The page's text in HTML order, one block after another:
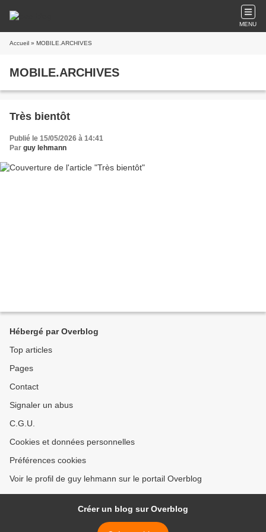
MENU
Accueil » MOBILE.ARCHIVES
MOBILE.ARCHIVES
Très bientôt
Publié le 15/05/2026 à 14:41
Par guy lehmann
Hébergé par Overblog
Top articles
Pages
Contact
Signaler un abus
C.G.U.
Cookies et données personnelles
Préférences cookies
Voir le profil de guy lehmann sur le portail Overblog
Créer un blog sur Overblog